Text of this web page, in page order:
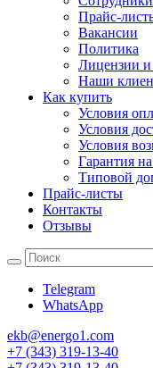
Прайс-
Вакансии
Политика
Лицензии
Наши
Как купить
Условия
Условия
Условия
Гарантия
Типовой
Прайс-листы
Контакты
Отзывы
Telegram
WhatsApp
ekb@energo1.com
+7 (343) 319-13-40